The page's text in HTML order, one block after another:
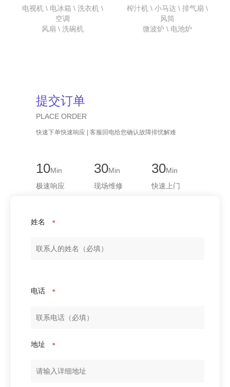
电视机 \ 电冰箱 \ 洗衣机 \
空调
风扇 \ 洗碗机
榨汁机 \ 小马达 \ 排气扇 \
风筒
微波炉 \ 电池炉
提交订单
PLACE ORDER
快速下单快速响应 | 客服回电给您确认故障排忧解难
10Min
极速响应
30Min
现场维修
30Min
快速上门
姓名 *
电话 *
地址 *